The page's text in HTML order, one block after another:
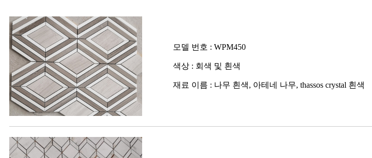
모델 번호 : WPM450
색상 : 회색 및 흰색
재료 이름 : 나무 흰색, 아테네 나무, thassos crystal 흰색